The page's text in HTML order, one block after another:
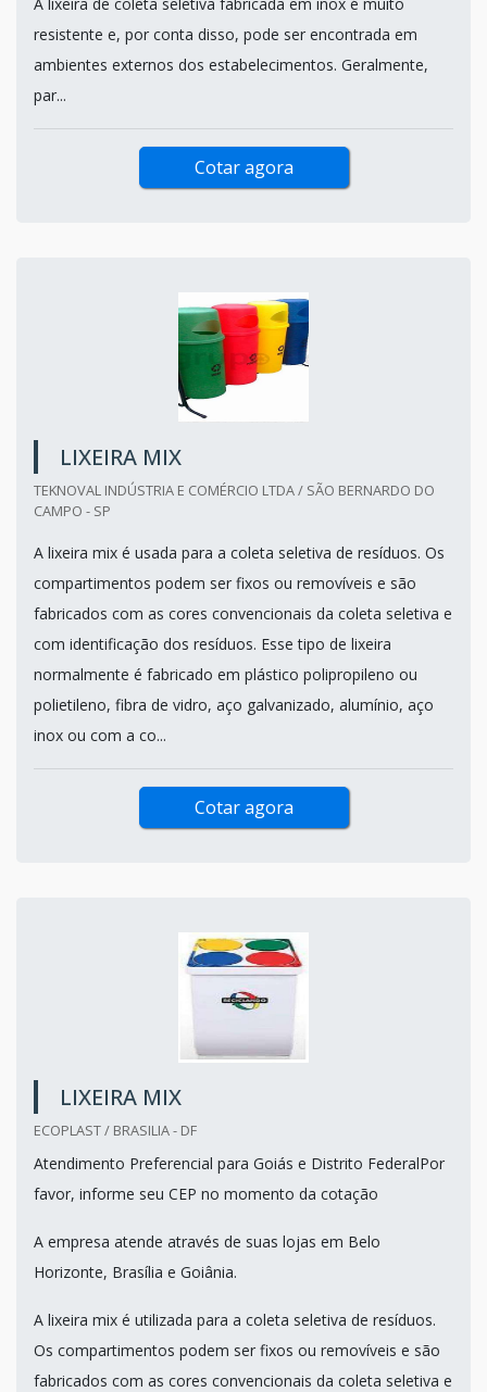
resistente e, por conta disso, pode ser encontrada em
ambientes externos dos estabelecimentos. Geralmente,
par...
Cotar agora
LIXEIRA MIX
TEKNOVAL INDÚSTRIA E COMÉRCIO LTDA / SÃO BERNARDO DO
CAMPO - SP
A lixeira mix é usada para a coleta seletiva de resíduos. Os
compartimentos podem ser fixos ou removíveis e são
fabricados com as cores convencionais da coleta seletiva e
com identificação dos resíduos. Esse tipo de lixeira
normalmente é fabricado em plástico polipropileno ou
polietileno, fibra de vidro, aço galvanizado, alumínio, aço
inox ou com a co...
Cotar agora
LIXEIRA MIX
ECOPLAST / BRASILIA - DF
Atendimento Preferencial para Goiás e Distrito FederalPor
favor, informe seu CEP no momento da cotação
A empresa atende através de suas lojas em Belo
Horizonte, Brasília e Goiânia.
A lixeira mix é utilizada para a coleta seletiva de resíduos.
Os compartimentos podem ser fixos ou removíveis e são
fabricados com as cores convencionais da coleta seletiva e